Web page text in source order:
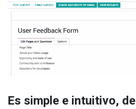
Es simple e intuitivo,